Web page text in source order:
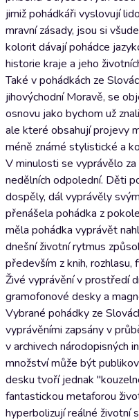
jimiž pohádkáři vyslovují
mravní zásady, jsou si
kolorit dávají pohádce
historie kraje a jeho
Také v pohádkách ze
jihovýchodní Moravě, se
osnovu jako bychom už
ale které obsahují projevy
méně známé stylistické a
V minulosti se vyprávělo za
nedělních odpolední. Děti
dospěly, dál vyprávěly
přenášela pohádka z
měla pohádka vyprávět
dnešní životní rytmus
především z knih, rozhlasu,
Živé vyprávění v prostředí
gramofonové desky a
Vybrané pohádky ze
vyprávěními zapsány v
v archivech národopisných
množství může být
desku tvoří jednak
fantastickou metaforou
hyperbolizují reálné životní